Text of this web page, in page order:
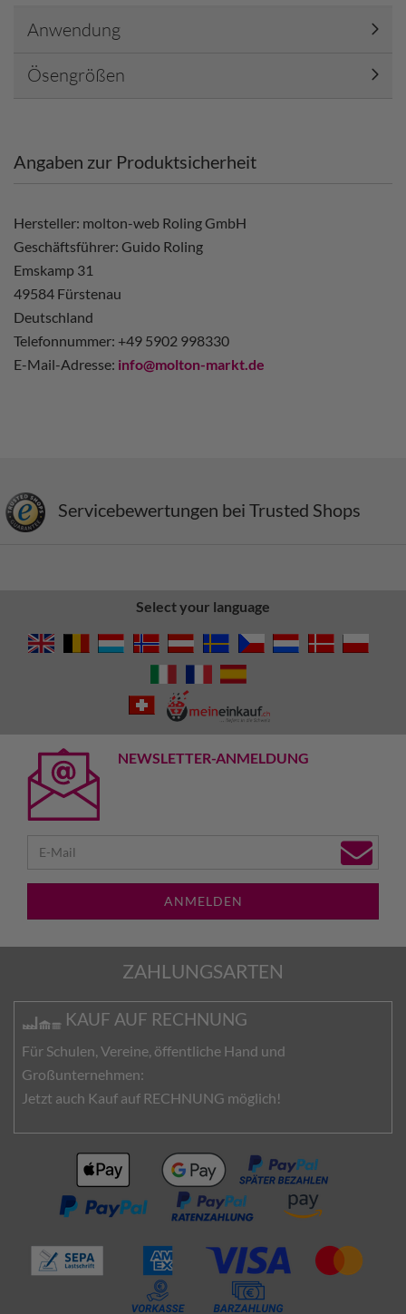
Anwendung
Ösengrößen
Angaben zur Produktsicherheit
Hersteller: molton-web Roling GmbH
Geschäftsführer: Guido Roling
Emskamp 31
49584 Fürstenau
Deutschland
Telefonnummer: +49 5902 998330
E-Mail-Adresse: info@molton-markt.de
Servicebewertungen bei Trusted Shops
Select your language
NEWSLETTER-ANMELDUNG
ANMELDEN
ZAHLUNGSARTEN
KAUF AUF RECHNUNG
Für Schulen, Vereine, öffentliche Hand und
Großunternehmen:
Jetzt auch Kauf auf RECHNUNG möglich!